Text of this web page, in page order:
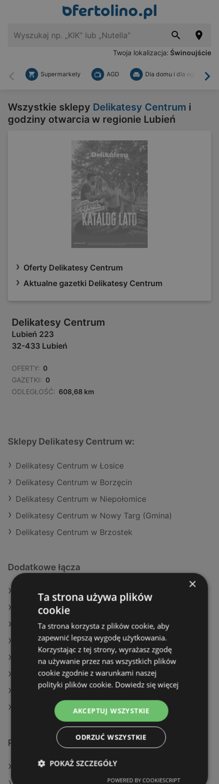
Twoja lokalizacja: Świnoujście
Wstecz
Supermarkety AGD Dla domu i dla ogrodu
Wszystkie sklepy Delikatesy Centrum i
godziny otwarcia w regionie Lubień
Oferty Delikatesy Centrum
Aktualne gazetki Delikatesy Centrum
Delikatesy Centrum
Lubień 223
32-433 Lubień
OFERTY: 0
GAZETKI: 0
ODLEGŁOŚĆ: 608,68 km
Sklepy Delikatesy Centrum w:
Delikatesy Centrum w Łosice
Delikatesy Centrum w Borzęcin
Delikatesy Centrum w Niepołomice
Delikatesy Centrum w Nowy Targ (Gmina)
Delikatesy Centrum w Brzostek
Dodatkowe łącza
Oferty Delikatesy Centrum
Oferty Żabka
Oferty Gram Market
Aktualne gazetki Kaufland
Aktualne gazetki Makro
Aktualne gazetki Lidl
Aktualne gazetki Auchan
Aktualne gazetki Gram Market
Podobne sklepy detaliczne
Oferty Kaufland
×
Ta strona używa plików
cookie
Ta strona korzysta z plików cookie, aby
zapewnić lepszą wygodę użytkowania.
Korzystając z tej strony, wyrażasz zgodę
na używanie przez nas wszystkich plików
cookie zgodnie z warunkami naszej
polityki plików cookie. Dowiedz się więcej
AKCEPTUJ WSZYSTKIE
ODRZUĆ WSZYSTKIE
POKAŻ SZCZEGÓŁY
POWERED BY COOKIESCRIPT